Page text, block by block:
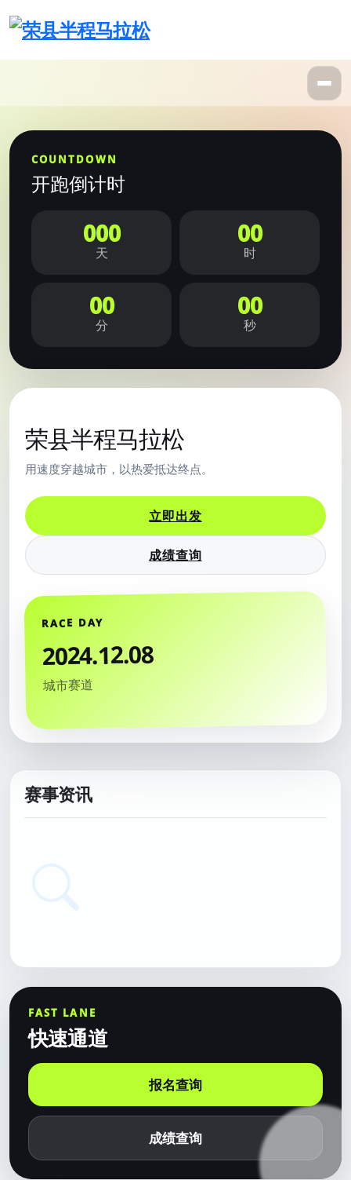
COUNTDOWN
开跑倒计时
000
天
00
时
00
分
00
秒
荣县半程马拉松
用速度穿越城市，以热爱抵达终点。
立即出发
成绩查询
RACE DAY
2024.12.08
城市赛道
赛事资讯
FAST LANE
快速通道
报名查询
成绩查询